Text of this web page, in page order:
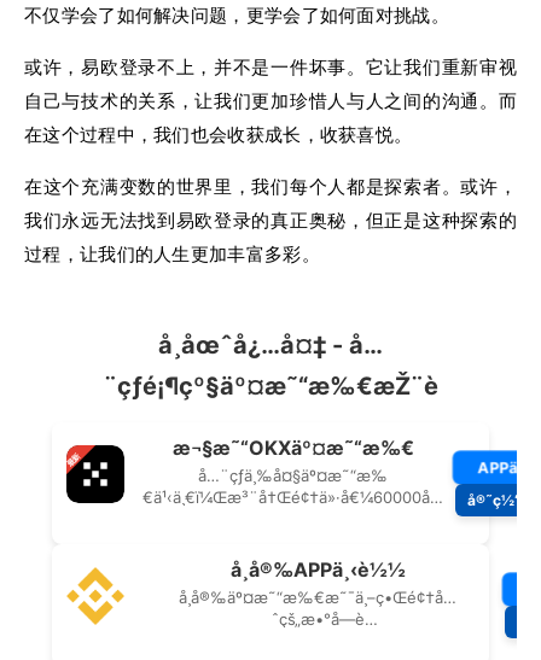
不仅学会了如何解决问题，更学会了如何面对挑战。
或许，易欧登录不上，并不是一件坏事。它让我们重新审视
自己与技术的关系，让我们更加珍惜人与人之间的沟通。而
在这个过程中，我们也会收获成长，收获喜悦。
在这个充满变数的世界里，我们每个人都是探索者。或许，
我们永远无法找到易欧登录的真正奥秘，但正是这种探索的
过程，让我们的人生更加丰富多彩。